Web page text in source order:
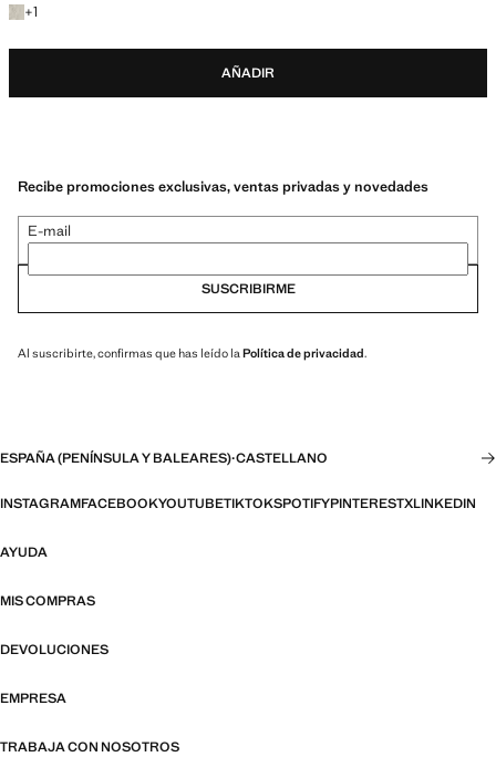
+1
+1 color
AÑADIR
Recibe promociones exclusivas, ventas privadas y novedades
E-mail
SUSCRIBIRME
Al suscribirte, confirmas que has leído la Política de privacidad.
ESPAÑA (PENÍNSULA Y BALEARES)·CASTELLANO
INSTAGRAMFACEBOOKYOUTUBETIKTOKSPOTIFYPINTERESTXLINKEDIN
AYUDA
MIS COMPRAS
DEVOLUCIONES
EMPRESA
TRABAJA CON NOSOTROS